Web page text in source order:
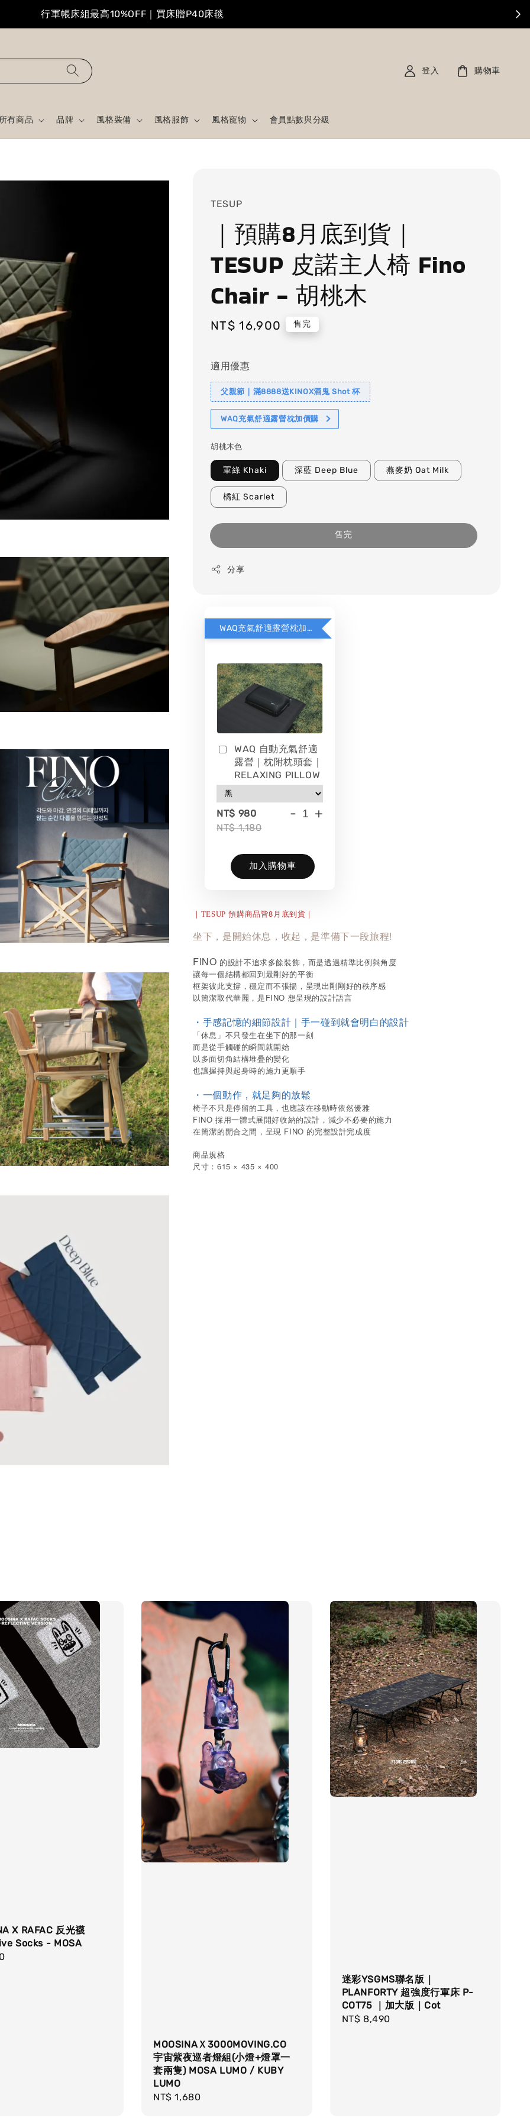
行軍帳床組最高10%OFF｜買床贈P40床毯
有商品 品牌 風格裝備 風格服飾 風格寵物 會員點數與分級
登入 購物車
TESUP
｜預購8月底到貨｜
TESUP 皮諾主人椅 Fino
Chair - 胡桃木
Regular
NT$ 16,900 售完
適用優惠
父親節｜滿8888送KINOX酒鬼 Shot 杯
WAQ充氣舒適露營枕加價購
胡桃木色
軍綠 Khaki 深藍 Deep Blue 燕麥奶 Oat Milk
橘紅 Scarlet
售完
分享
WAQ充氣舒適露營枕加價購
WAQ 自動充氣舒適
露營｜枕附枕頭套｜
RELAXING PILLOW
NT$ 980
NT$ 1,180
- +
加入購物車
｜TESUP 預購商品皆8 月底到貨 ｜
坐下，是開始休息，收起，是準備下一段旅程!
FINO 的設計不追求多餘裝飾，而是透過精準比例與角度
讓每一個結構都回到最剛好的平衡
框架彼此支撐，穩定而不張揚，呈現出剛剛好的秩序感
以簡潔取代華麗，是FINO 想呈現的設計語言
・手感記憶的細節設計｜手一碰到就會明白的設計
「休息」不只發生在坐下的那一刻
而是從手觸碰的瞬間就開始
以多面切角結構堆疊的變化
也讓握持與起身時的施力更順手
・一個動作，就足夠的放鬆
椅子不只是停留的工具，也應該在移動時依然優雅
FINO 採用一體式展開好收納的設計，減少不必要的施力
在簡潔的開合之間，呈現 FINO 的完整設計完成度
商品規格
尺寸：615 × 435 × 400
X RAFAC 反光襪
Socks - MOSA
MOOSINAＸ3000MOVING.CO
宇宙紫夜巡者燈組(小燈+燈罩一
套兩隻) MOSA LUMO / KUBY
LUMO
Regular
NT$ 1,680
迷彩YSGMS聯名版｜
PLANFORTY 超強度行軍床 P-
COT75 ｜加大版｜Cot
Regular
NT$ 8,490